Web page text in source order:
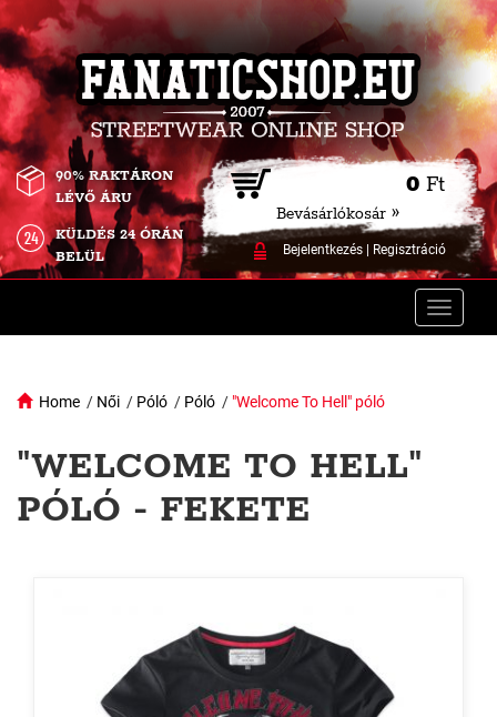
0 Ft
Bevásárlókosár »
Bejelentkezés| Regisztráció
90% RAKTÁRON
LÉVŐ ÁRU
KÜLDÉS 24 ÓRÁN
BELÜL
Toggle
Home / Női / Póló / Póló / "Welcome To Hell" póló
"WELCOME TO HELL"
PÓLÓ - FEKETE